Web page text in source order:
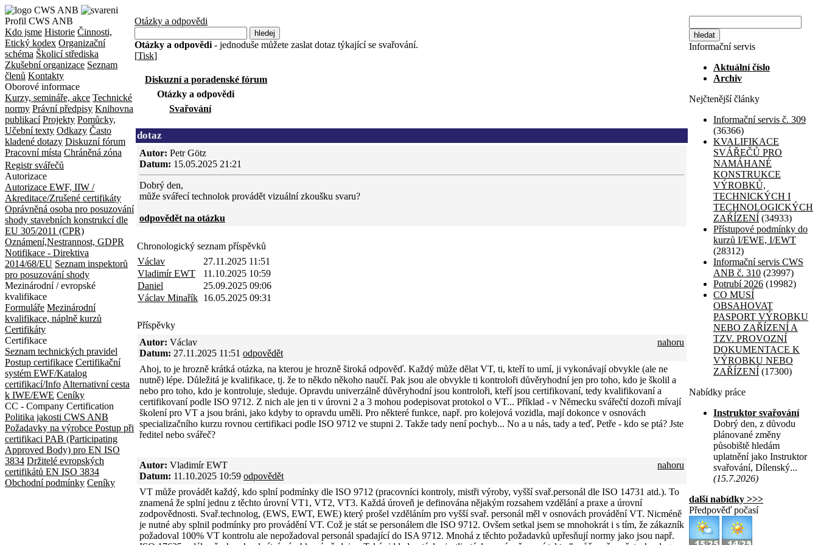
Profil CWS ANB
Kdo jsme Historie Činnosti,
Etický kodex Organizační
schéma Školicí střediska
Zkušební organizace Seznam
členů Kontakty
Oborové informace
Kurzy, semináře, akce Technické
normy Právní předpisy Knihovna
publikací Projekty Pomůcky,
Učební texty Odkazy Často
kladené dotazy Diskuzní fórum
Pracovní místa Chráněná zóna
Registr svářečů
Autorizace
Autorizace EWF, IIW /
Akreditace/Zrušené certifikáty
Oprávněná osoba pro posuzování
shody stavebních konstrukcí dle
EU 305/2011 (CPR)
Oznámení,Nestrannost, GDPR
Notifikace - Direktiva
2014/68/EU Seznam inspektorů
pro posuzování shody
Mezinárodní / evropské
kvalifikace
Formuláře Mezinárodní
kvalifikace, náplně kurzů
Certifikáty
Certifikace
Seznam technických pravidel
Postup certifikace Certifikační
systém EWF/Katalog
certifikací/Info Alternativní cesta
k IWE/EWE Ceníky
CC - Company Certification
Politika jakosti CWS ANB
Požadavky na výrobce Postup při
certifikaci PAB (Participating
Approved Body) pro EN ISO
3834 Držitelé evropských
certifikátů EN ISO 3834
Obchodní podmínky Ceníky
Otázky a odpovědi
Otázky a odpovědi - jednoduše můžete zaslat dotaz týkající se svařování.
[Tisk]
Diskuzní a poradenské fórum
Otázky a odpovědi
Svařování
dotaz
Autor: Petr Götz
Datum: 15.05.2025 21:21
Dobrý den,
může svářecí technolok provádět vizuální zkoušku svaru?
odpovědět na otázku
Chronologický seznam příspěvků
Václav
27.11.2025 11:51
Vladimír EWT
11.10.2025 10:59
Daniel
25.09.2025 09:06
Václav Minařík 16.05.2025 09:31
Příspěvky
Autor: Václav
Datum: 27.11.2025 11:51 odpovědět
nahoru
Ahoj, to je hrozně krátká otázka, na kterou je hrozně široká odpověď. Každý může dělat VT, ti, kteří to umí, ji vykonávají obvykle (ale ne
nutně) lépe. Důležitá je kvalifikace, tj. že to někdo někoho naučí. Pak jsou ale obvykle ti kontroloři důvěryhodní jen pro toho, kdo je školil a
nebo pro toho, kdo je kontroluje, sleduje. Opravdu univerzálně důvěryhodní jsou kontroloři, kteří jsou certifikovaní, tedy kvalifikovaní a
certifikovaní podle ISO 9712. Z nich ale jen ti v úrovni 2 a 3 mohou podepisovat protokol o VT... Příklad - v Německu svářečtí dozoři mívají
školení pro VT a jsou bráni, jako kdyby to opravdu uměli. Pro některé funkce, např. pro kolejová vozidla, mají dokonce v osnovách
specializačního kurzu rovnou certifikaci podle ISO 9712 ve stupni 2. Takže tady není pochyb... No a u nás, tady a teď, Petře - kdo se ptá? Jste
ředitel nebo svářeč?
Autor: Vladimír EWT
Datum: 11.10.2025 10:59 odpovědět
nahoru
VT může provádět každý, kdo splní podmínky dle ISO 9712 (pracovníci kontroly, mistři výroby, vyšší svař.personál dle ISO 14731 atd.). To
znamená že splní jednu z těchto úrovní VT1, VT2, VT3. Každá úroveň je definována nějakým rozsahem vzdělání a praxe a úrovní
zodpovědnosti. Svař.technolog, (EWS, EWT, EWE) který prošel vzděláním pro vyšší svař. personál měl v osnovách provádění VT. Nicméně
je nutné aby splnil podmínky pro provádění VT. Což je stát se personálem dle ISO 9712. Ovšem setkal jsem se mnohokrát i s tím, že zákazník
požadoval 100% VT kontrolu ale nepožadoval personál spadající do ISA 9712. Mnohá z těchto požadavků upřesňují normy jako jsou např.
Informační servis
Aktuální číslo
Archiv
Nejčtenější články
Informační servis č. 309
(36366)
KVALIFIKACE
SVÁŘEČŮ PRO
NAMÁHANÉ
KONSTRUKCE
VÝROBKŮ,
TECHNICKÝCH I
TECHNOLOGICKÝCH
ZAŔÍZENÍ (34933)
Přístupové podmínky do
kurzů I/EWE, I/EWT
(28312)
Informační servis CWS
ANB č. 310 (23997)
Potrubí 2026 (19982)
CO MUSÍ
OBSAHOVAT
PASPORT VÝROBKU
NEBO ZAŘÍZENÍ A
TZV. PROVOZNÍ
DOKUMENTACE K
VÝROBKU NEBO
ZAŘÍZENÍ (17300)
Nabídky práce
Instruktor svařování
Dobrý den, z důvodu
plánované změny
působiště hledám
uplatnění jako Instruktor
svařování, Dílenský...
(15.7.2026)
další nabídky >>>
Předpověď počasí